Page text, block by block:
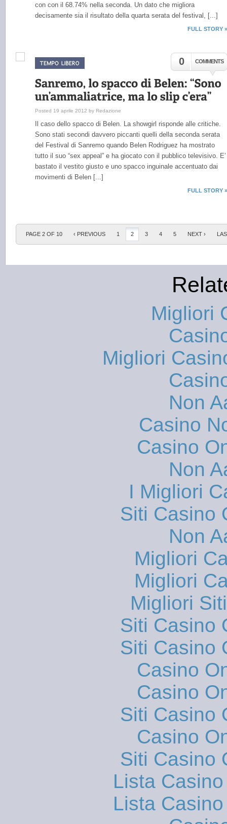
con con il 68.74% nella seconda. Un dato che migliora
decisamente sia il risultato della quarta serata del festival, [...]
FULL STORY »
0 COMMENTS
Posted 19 aprile 2012 by Redazione
Il caso dello spacco di Belen. La showgirl risponde alle critiche.
Sono stati secondi davvero piccanti quelli della seconda serata
del Festival di Sanremo quando Belen Rodriguez ha mostrato
tutto il suo “sex appeal” e ha giocato con il pubblico televisivo. E’
bastato il vestito giusto e uno spacco inguinale accentuato dai
movimenti di Belen [...]
FULL STORY »
PAGE 2 OF 10 ‹ PREVIOUS 1 2 3 4 5 NEXT ›
Migliori
Migliori
Non
Casino
Casino
Non
I Migliori
Siti Casino
Non
Migliori
Migliori
Migliori
Siti Casino
Siti Casino
Casino
Casino
Siti Casino
Casino
Siti Casino
Lista
Lista